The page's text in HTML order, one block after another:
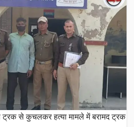
ट्रक से कुचलकर हत्या मामले में बरामद ट्रक